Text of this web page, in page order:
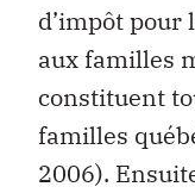
d’impôt pour
aux familles
constituent
familles
2006).